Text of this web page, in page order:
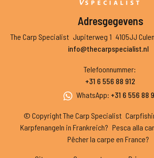
Adresgegevens
The Carp Specialist Jupiterweg 1 4105JJ
info@thecarpspecialist.nl
Telefoonnummer:
+31 6 556 88 912
WhatsApp: +31 6 556 88
© Copyright The Carp Specialist
Karpfenangeln in Frankreich? Pesca alla
Pêcher la carpe en France?